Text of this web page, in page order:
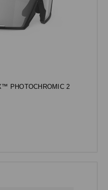
PHOTOCHROMIC 2